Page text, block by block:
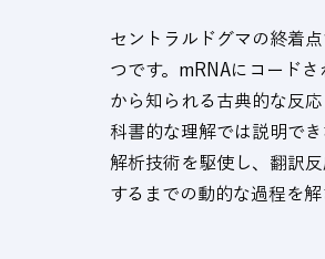
セントラルドグマの終着
つです。mRNAにコード
から知られる古典的な反
科書的な理解では説明で
解析技術を駆使し、翻訳
するまでの動的な過程を解